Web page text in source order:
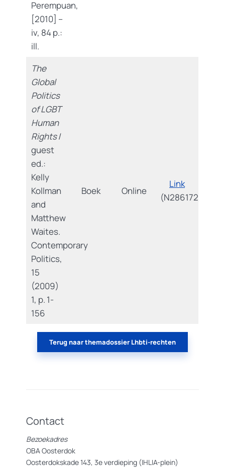
Perempuan,
[2010] –
iv, 84 p.:
ill.
The
Global
Politics
of LGBT
Human
Rights/
guest
ed.:
Kelly
Kollman
and
Matthew
Waites.
Contemporary
Politics,
15
(2009)
1, p. 1-
156
Boek Online
Link
(N286172)
Terug naar themadossier Lhbti-rechten
Contact
Bezoekadres
OBA Oosterdok
Oosterdokskade 143, 3e verdieping (IHLIA-plein)